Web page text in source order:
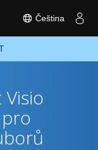
Čeština